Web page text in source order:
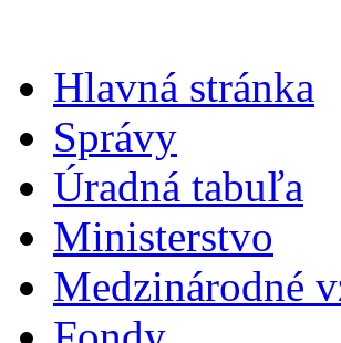
Hlavná stránka
Správy
Úradná tabuľa
Ministerstvo
Medzinárodné